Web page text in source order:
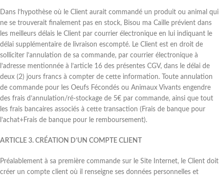
Dans l’hypothèse où le Client aurait commandé un produit ou animal qui
ne se trouverait finalement pas en stock, Bisou ma Caille prévient dans
les meilleurs délais le Client par courrier électronique en lui indiquant le
délai supplémentaire de livraison escompté. Le Client est en droit de
solliciter l’annulation de sa commande, par courrier électronique à
l’adresse mentionnée à l’article 16 des présentes CGV, dans le délai de
deux (2) jours francs à compter de cette information. Toute annulation
de commande pour les Oeufs Fécondés ou Animaux Vivants engendre
des frais d’annulation/ré-stockage de 5€ par commande, ainsi que tout
les frais bancaires associés à cette transaction (Frais de banque pour
l’achat+Frais de banque pour le remboursement).
ARTICLE 3. CRÉATION D’UN COMPTE CLIENT
Préalablement à sa première commande sur le Site Internet, le Client doit
créer un compte client où il renseigne ses données personnelles et